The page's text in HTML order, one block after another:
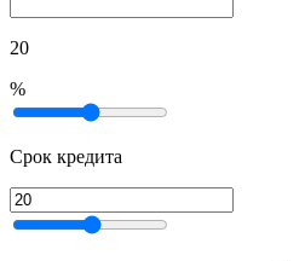
20
%
Срок кредита